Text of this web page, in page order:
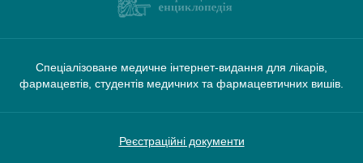
Спеціалізоване медичне інтернет-видання для лікарів,
фармацевтів, студентів медичних та фармацевтичних вишів.
Реєстраційні документи